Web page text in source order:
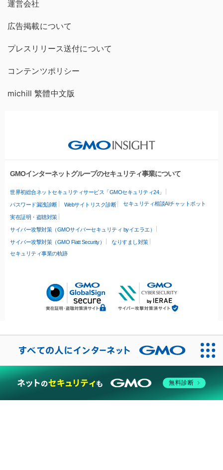
運営会社
広告掲載について
プレスリリース送付について
コンテンツポリシー
michill 繁體中文版
GMOインターネットグループのセキュリティ事業について
世界初総合ネットセキュリティサービス「GMOセキュリティ24」
パスワード漏洩診断 Webサイトリスク診断 セキュリティ相談AIチャットボット
実在証明・盗聴対策
サイバー攻撃対策（GMOサイバーセキュリティ byイエラエ）
サイバー攻撃対策（GMO Flatt Security）
なりすまし対策
セキュリティ事業の軌跡
無料診断